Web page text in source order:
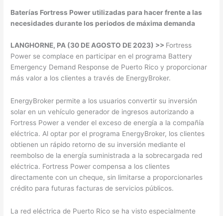
Baterías Fortress Power utilizadas para hacer frente a las
necesidades durante los periodos de máxima demanda
LANGHORNE, PA (30 DE AGOSTO DE 2023) >> Fortress
Power se complace en participar en el programa Battery
Emergency Demand Response de Puerto Rico y proporcionar
más valor a los clientes a través de EnergyBroker.
EnergyBroker permite a los usuarios convertir su inversión
solar en un vehículo generador de ingresos autorizando a
Fortress Power a vender el exceso de energía a la compañía
eléctrica. Al optar por el programa EnergyBroker, los clientes
obtienen un rápido retorno de su inversión mediante el
reembolso de la energía suministrada a la sobrecargada red
eléctrica. Fortress Power compensa a los clientes
directamente con un cheque, sin limitarse a proporcionarles
crédito para futuras facturas de servicios públicos.
La red eléctrica de Puerto Rico se ha visto especialmente